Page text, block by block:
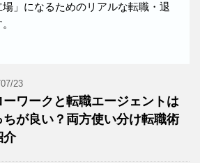
」になるためのリアルな転職・退
23
ーワークと転職エージェントは
ちが良い？両方使い分け転職術
介